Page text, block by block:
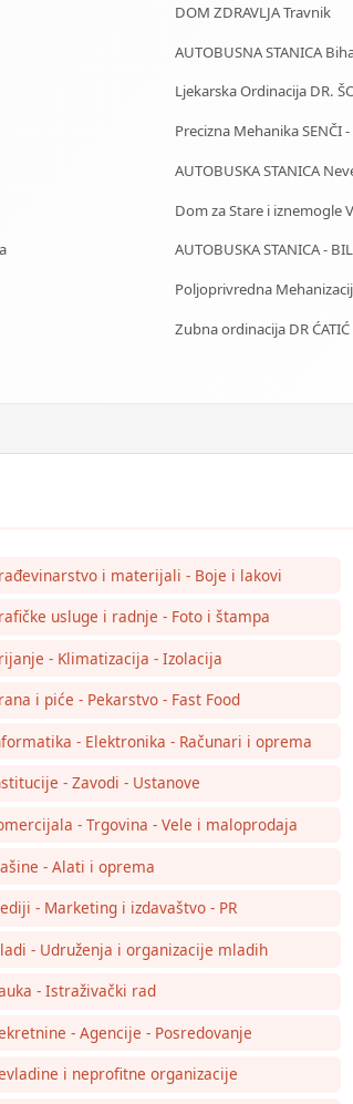
DOM ZDRAVLJA Travnik
AUTOBUSNA STANICA
Ljekarska Ordinacija DR.
Precizna Mehanika SENČI
AUTOBUSKA STANICA
Dom za Stare i iznemogle
AUTOBUSKA STANICA -
Poljoprivredna
Zubna ordinacija DR
i materijali - Boje i lakovi
usluge i radnje - Foto i štampa
- Klimatizacija - Izolacija
i piće - Pekarstvo - Fast Food
- Elektronika - Računari i oprema
- Zavodi - Ustanove
- Trgovina - Vele i maloprodaja
- Alati i oprema
- Marketing i izdavaštvo - PR
- Udruženja i organizacije mladih
- Istraživački rad
- Agencije - Posredovanje
i neprofitne organizacije